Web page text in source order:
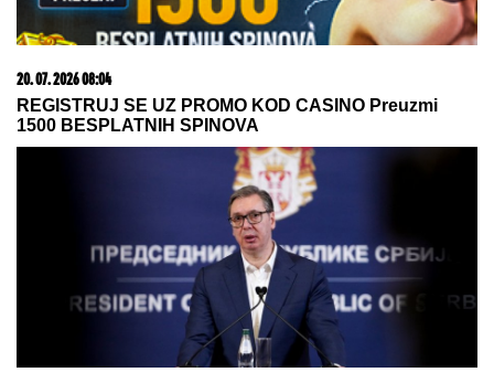
DESETINE HILJADA EVRA, EVO GDE
JOJ RADE SINOVI!
Kačavenda otkrila pravu istinu o
svojim naslednicima, jedan je na